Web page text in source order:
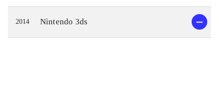
2014 Nintendo 3ds